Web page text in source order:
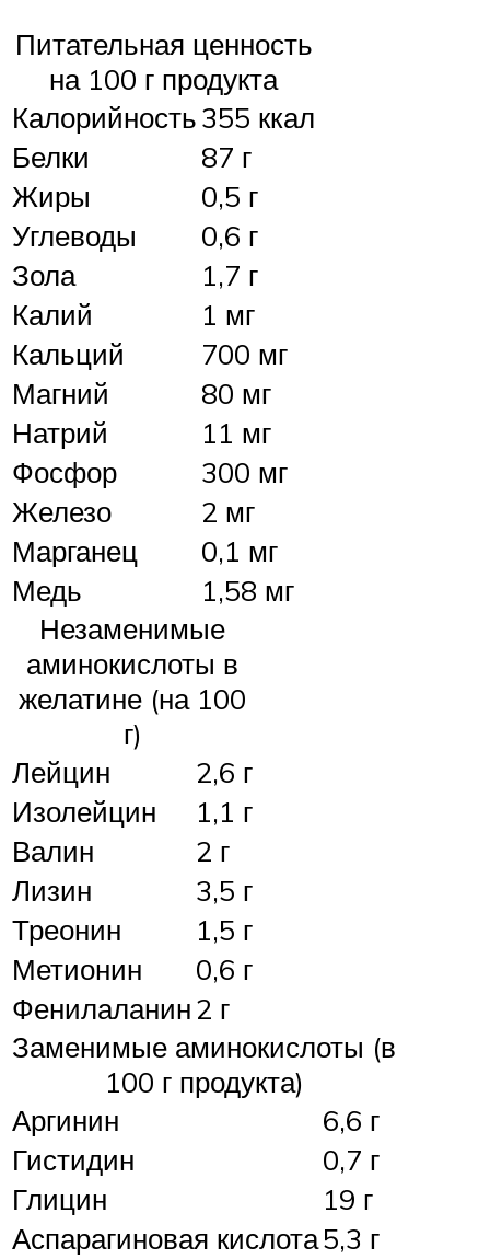
Питательная ценность
на 100 г продукта
Калорийность355 ккал
Белки
87 г
Жиры
0,5 г
Углеводы
0,6 г
Зола
1,7 г
Калий
1 мг
Кальций
700 мг
Магний
80 мг
Натрий
11 мг
Фосфор
300 мг
Железо
2 мг
Марганец
0,1 мг
Медь
1,58 мг
Незаменимые
аминокислоты в
желатине (на 100
г)
Лейцин
2,6 г
Изолейцин
1,1 г
Валин
2 г
Лизин
3,5 г
Треонин
1,5 г
Метионин
0,6 г
Фенилаланин2 г
Заменимые аминокислоты (в
100 г продукта)
Аргинин
6,6 г
Гистидин
0,7 г
Глицин
19 г
Аспарагиновая кислота5,3 г